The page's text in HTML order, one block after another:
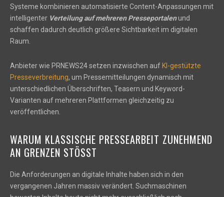
Systeme kombinieren automatisierte Content-Anpassungen mit
intelligenter Verteilung auf mehreren Presseportalenund
schaffen dadurch deutlich größere Sichtbarkeit im digitalen
Raum.
Anbieter wie PRNEWS24 setzen inzwischen auf KI-gestützte
Presseverbreitung, um Pressemitteilungen dynamisch mit
unterschiedlichen Überschriften, Teasern und Keyword-
Varianten auf mehreren Plattformen gleichzeitig zu
veröffentlichen.
WARUM KLASSISCHE PRESSEARBEIT ZUNEHMEND
AN GRENZEN STÖSST
Die Anforderungen an digitale Inhalte haben sich in den
vergangenen Jahren massiv verändert. Suchmaschinen